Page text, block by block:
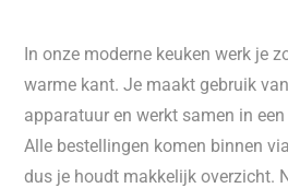
In onze moderne keuken werk je
warme kant. Je maakt gebruik
apparatuur en werkt samen in
Alle bestellingen komen binnen
dus je houdt makkelijk overzicht.